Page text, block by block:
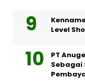
Level
PT
Sebagai